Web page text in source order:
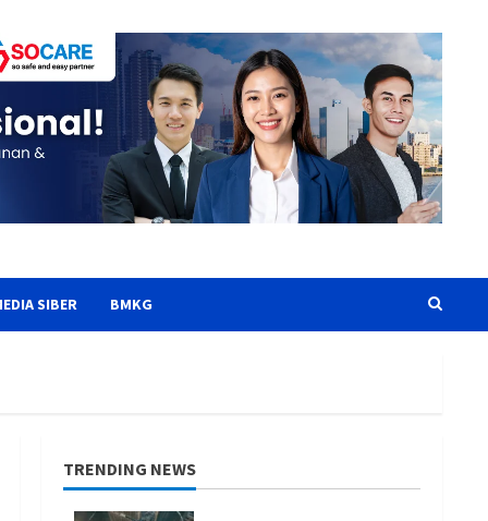
SIBER BMKG
TRENDING NEWS